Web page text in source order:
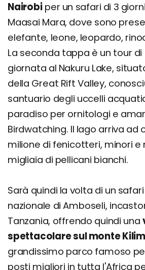
Nairobiper un safari di 3
Maasai Mara, dove sono
elefante, leone, leopardo,
La seconda tappa è un tour di
giornata al Nakuru Lake,
della Great Rift Valley,
santuario degli uccelli
paradiso per ornitologi e
Birdwatching. Il lago arriva ad
milione di fenicotteri, minori e
migliaia di pellicani bianchi.
Sarà quindi la volta di un
nazionale di Amboseli,
Tanzania, offrendo quindi una
spettacolare sul monte
grandissimo parco famoso
posti migliori in tutta l'Africa